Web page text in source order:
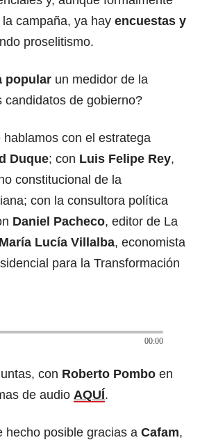
campaña, ya hay encuestas y
proselitismo.
popular un medidor de la
candidatos de gobierno?
con el estratega
Duque; con Luis Felipe Rey,
constitucional de la
con la consultora política
Daniel Pacheco, editor de La
María Lucía Villalba, economista
para la Transformación
00:00
con Roberto Pombo en
de audio AQUÍ.
hecho posible gracias a Cafam,